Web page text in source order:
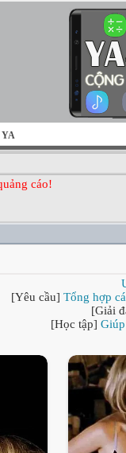
YA
cáo!
[Yêu cầu] Tổng hợp
[Giải
[Học tập]